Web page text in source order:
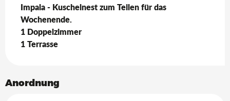
Impala - Kuschelnest zum Teilen für das
Wochenende.
1 Doppelzimmer
1 Terrasse
Anordnung